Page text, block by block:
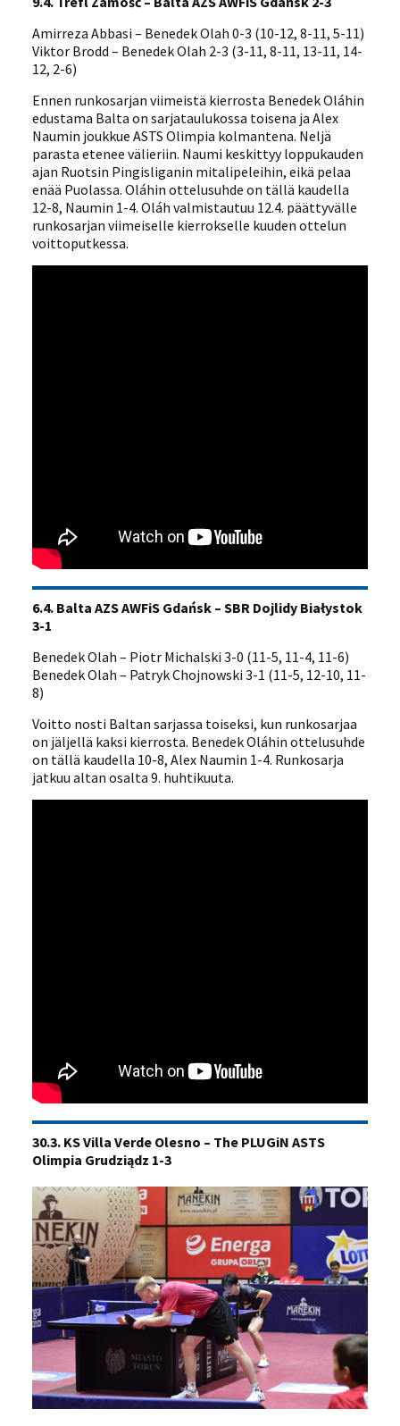
Amirreza Abbasi – Benedek Olah 0-3 (10-12, 8-11, 5-11)
Viktor Brodd – Benedek Olah 2-3 (3-11, 8-11, 13-11, 14-
12, 2-6)
Ennen runkosarjan viimeistä kierrosta Benedek Oláhin
edustama Balta on sarjataulukossa toisena ja Alex
Naumin joukkue ASTS Olimpia kolmantena. Neljä
parasta etenee välieriin. Naumi keskittyy loppukauden
ajan Ruotsin Pingisliganin mitalipeleihin, eikä pelaa
enää Puolassa. Oláhin ottelusuhde on tällä kaudella
12-8, Naumin 1-4. Oláh valmistautuu 12.4. päättyvälle
runkosarjan viimeiselle kierrokselle kuuden ottelun
voittoputkessa.
6.4. Balta AZS AWFiS Gdańsk – SBR Dojlidy Białystok
3-1
Benedek Olah – Piotr Michalski 3-0 (11-5, 11-4, 11-6)
Benedek Olah – Patryk Chojnowski 3-1 (11-5, 12-10, 11-
8)
Voitto nosti Baltan sarjassa toiseksi, kun runkosarjaa
on jäljellä kaksi kierrosta. Benedek Oláhin ottelusuhde
on tällä kaudella 10-8, Alex Naumin 1-4. Runkosarja
jatkuu altan osalta 9. huhtikuuta.
30.3. KS Villa Verde Olesno – The PLUGiN ASTS
Olimpia Grudziądz 1-3